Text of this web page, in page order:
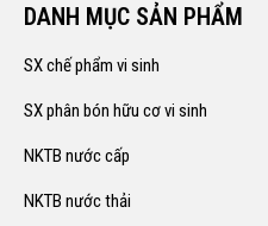
DANH MỤC SẢN PHẨM
SX chế phẩm vi sinh
SX phân bón hữu cơ vi sinh
NKTB nước cấp
NKTB nước thải